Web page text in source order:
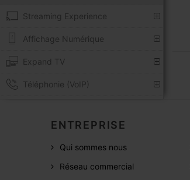
Streaming Experience
Affichage Numérique
Expand TV
Téléphonie (VoIP)
ENTREPRISE
Qui sommes nous
Réseau commercial